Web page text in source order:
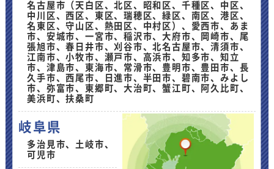
名古屋市（天白区、北区、昭和区、千種区、中区、
中川区、西区、東区、瑞穂区、緑区、南区、港区、
名東区、守山区、熱田区、中村区）、愛西市、あま
市、安城市、一宮市、稲沢市、大府市、岡崎市、尾
張旭市、春日井市、刈谷市、北名古屋市、清須市、
江南市、小牧市、瀬戸市、高浜市、知多市、知立
市、津島市、東海市、常滑市、豊明市、豊田市、長
久手市、西尾市、日進市、半田市、碧南市、みよし
市、弥富市、東郷町、大治町、蟹江町、阿久比町、
美浜町、扶桑町
岐阜県
多治見市、土岐市、
可児市